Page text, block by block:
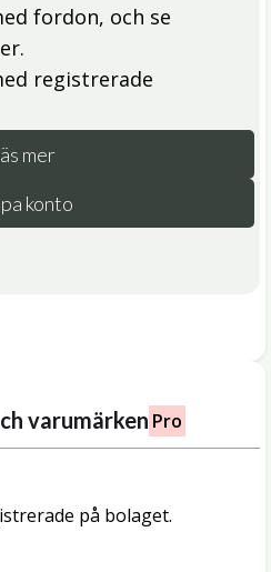
fordon, och se
registrerade
mer
konto
varumärken Pro
på bolaget.